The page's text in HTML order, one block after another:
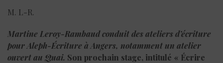
M. L-R.
Martine Leroy-Rambaudconduit des ateliers d’écriture
pour Aleph-Écriture à Angers, notamment un atelier
ouvert au Quai. Son prochain stage, intitulé « Écrire